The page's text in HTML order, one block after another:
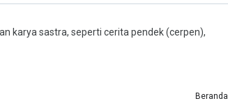
karya sastra, seperti cerita pendek (cerpen),
Beranda